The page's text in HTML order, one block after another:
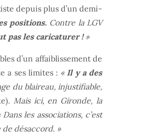
depuis plus d’un demi-
positions. Contre la LGV
pas les caricaturer !»
d’un affaiblissement de
a ses limites : « Il y a des
du blaireau, injustifiable,
. Mais ici, en Gironde, la
Dans les associations, c’est
désaccord. »